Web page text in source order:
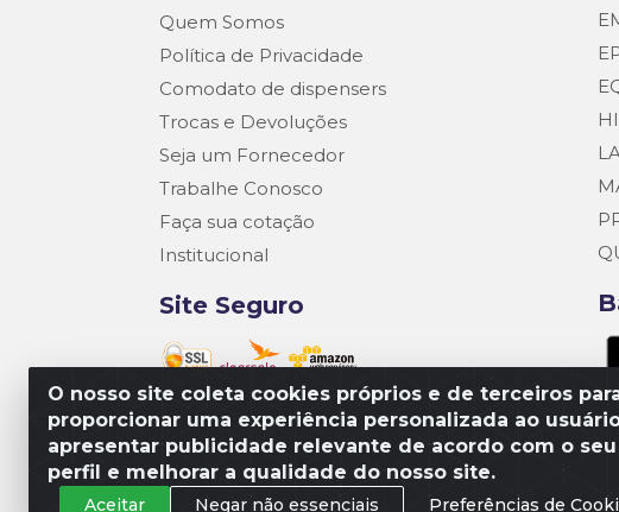
O nosso site coleta cookies próprios e de terceiros
proporcionar uma experiência personalizada ao
apresentar publicidade relevante de acordo com o seu
perfil e melhorar a qualidade do nosso site.
Aceitar Negar não essenciais Preferências de
Quem Somos
Política de Privacidade
Comodato de dispensers
Trocas e Devoluções
Seja um Fornecedor
Trabalhe Conosco
Faça sua cotação
Institucional
Site Seguro
Matriz R3 Suprimentos - Rua 14, Polo